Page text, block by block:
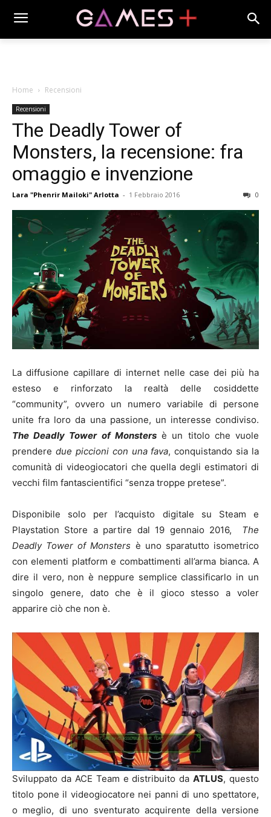
Home Recensioni
Recensioni
The Deadly Tower of
Monsters, la recensione: fra
omaggio e invenzione
Lara "Phenrir Mailoki" Arlotta - 1 Febbraio 2016 0
La diffusione capillare di internet nelle case dei più ha
esteso e rinforzato la realtà delle cosiddette
“community”, ovvero un numero variabile di persone
unite fra loro da una passione, un interesse condiviso.
The Deadly Tower of Monstersè un titolo che vuole
prendere due piccioni con una fava, conquistando sia la
comunità di videogiocatori che quella degli estimatori di
vecchi film fantascientifici “senza troppe pretese”.
Disponibile solo per l’acquisto digitale su Steam e
Playstation Store a partire dal 19 gennaio 2016, The
Deadly Tower of Monsters è uno sparatutto isometrico
con elementi platform e combattimenti all’arma bianca. A
dire il vero, non è neppure semplice classificarlo in un
singolo genere, dato che è il gioco stesso a voler
apparire ciò che non è.
Sviluppato da ACE Team e distribuito daATLUS, questo
titolo pone il videogiocatore nei panni di uno spettatore,
o meglio, di uno sventurato acquirente della versione